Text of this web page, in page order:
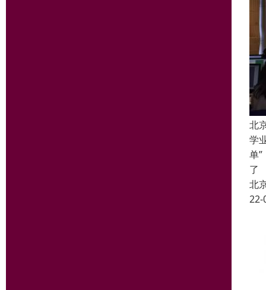
北
学
单
了
北
22-